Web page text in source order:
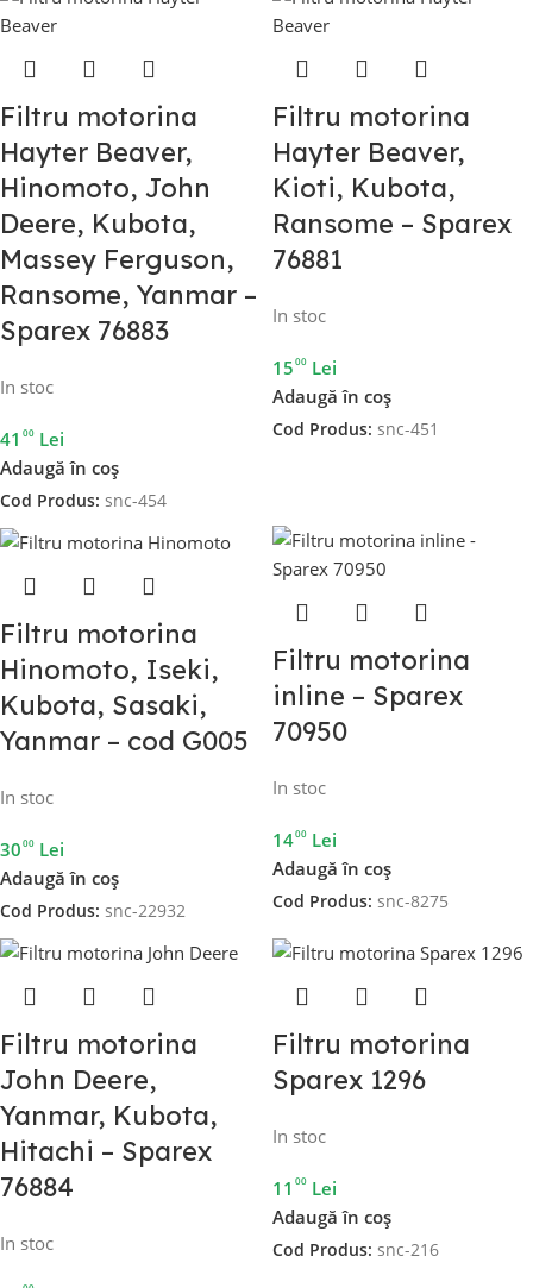
Filtru motorina
Hayter Beaver,
Hinomoto, John
Deere, Kubota,
Massey Ferguson,
Ransome, Yanmar –
Sparex 76883
In stoc
41 00 Lei
Adaugă în coș
Cod Produs: snc-454
Filtru motorina
Hayter Beaver,
Kioti, Kubota,
Ransome – Sparex
76881
In stoc
1500 Lei
Adaugă în coș
Cod Produs: snc-451
Filtru motorina
Hinomoto, Iseki,
Kubota, Sasaki,
Yanmar – cod G005
In stoc
3000 Lei
Adaugă în coș
Cod Produs: snc-22932
Filtru motorina
inline – Sparex
70950
In stoc
1400 Lei
Adaugă în coș
Cod Produs: snc-8275
Filtru motorina
John Deere,
Yanmar, Kubota,
Hitachi – Sparex
76884
In stoc
Filtru motorina
Sparex 1296
In stoc
11 00 Lei
Adaugă în coș
Cod Produs: snc-216